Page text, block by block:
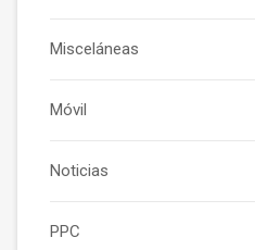
Misceláneas
Móvil
Noticias
PPC